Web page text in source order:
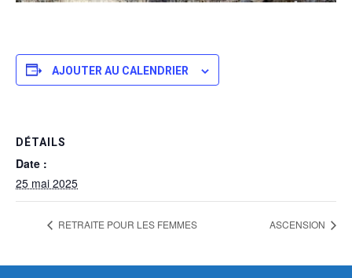
AJOUTER AU CALENDRIER
DÉTAILS
Date :
25 mai 2025
RETRAITE POUR LES FEMMES ASCENSION